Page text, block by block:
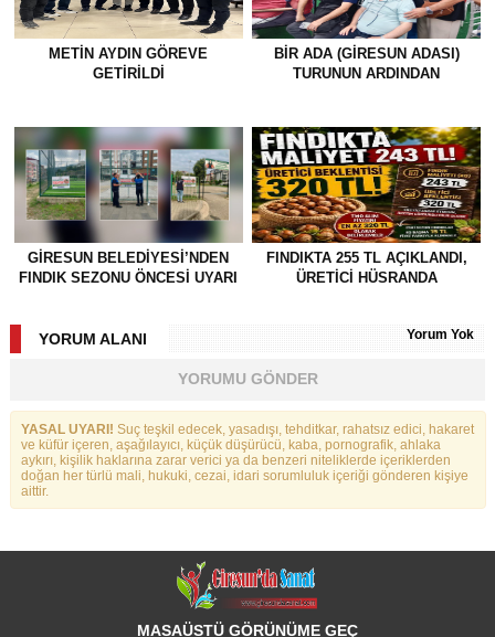
METİN AYDIN GÖREVE
GETİRİLDİ
BİR ADA (GİRESUN ADASI)
TURUNUN ARDINDAN
GİRESUN BELEDİYESİ’NDEN
FINDIK SEZONU ÖNCESİ UYARI
FINDIKTA 255 TL AÇIKLANDI,
ÜRETİCİ HÜSRANDA
YORUM ALANI Yorum Yok
YORUMU GÖNDER
YASAL UYARI! Suç teşkil edecek, yasadışı, tehditkar, rahatsız edici, hakaret
ve küfür içeren, aşağılayıcı, küçük düşürücü, kaba, pornografik, ahlaka
aykırı, kişilik haklarına zarar verici ya da benzeri niteliklerde içeriklerden
doğan her türlü mali, hukuki, cezai, idari sorumluluk içeriği gönderen kişiye
aittir.
MASAÜSTÜ GÖRÜNÜME GEÇ